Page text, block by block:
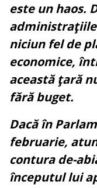
este un haos.
administraţiile
niciun fel de
economice,
această ţară
fără buget.
Dacă în
februarie,
contura de-
începutul lui